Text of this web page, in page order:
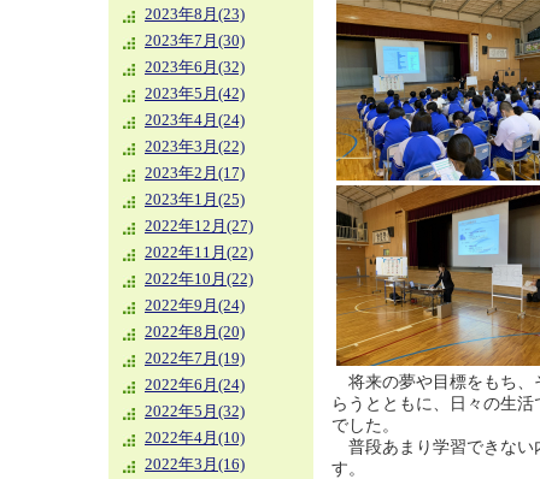
2023年8月(23)
2023年7月(30)
2023年6月(32)
2023年5月(42)
2023年4月(24)
2023年3月(22)
2023年2月(17)
2023年1月(25)
2022年12月(27)
2022年11月(22)
2022年10月(22)
2022年9月(24)
2022年8月(20)
2022年7月(19)
2022年6月(24)
2022年5月(32)
2022年4月(10)
2022年3月(16)
将来の夢や目標をもち、
らうとともに、日々の生
でした。
普段あまり学習できない
す。